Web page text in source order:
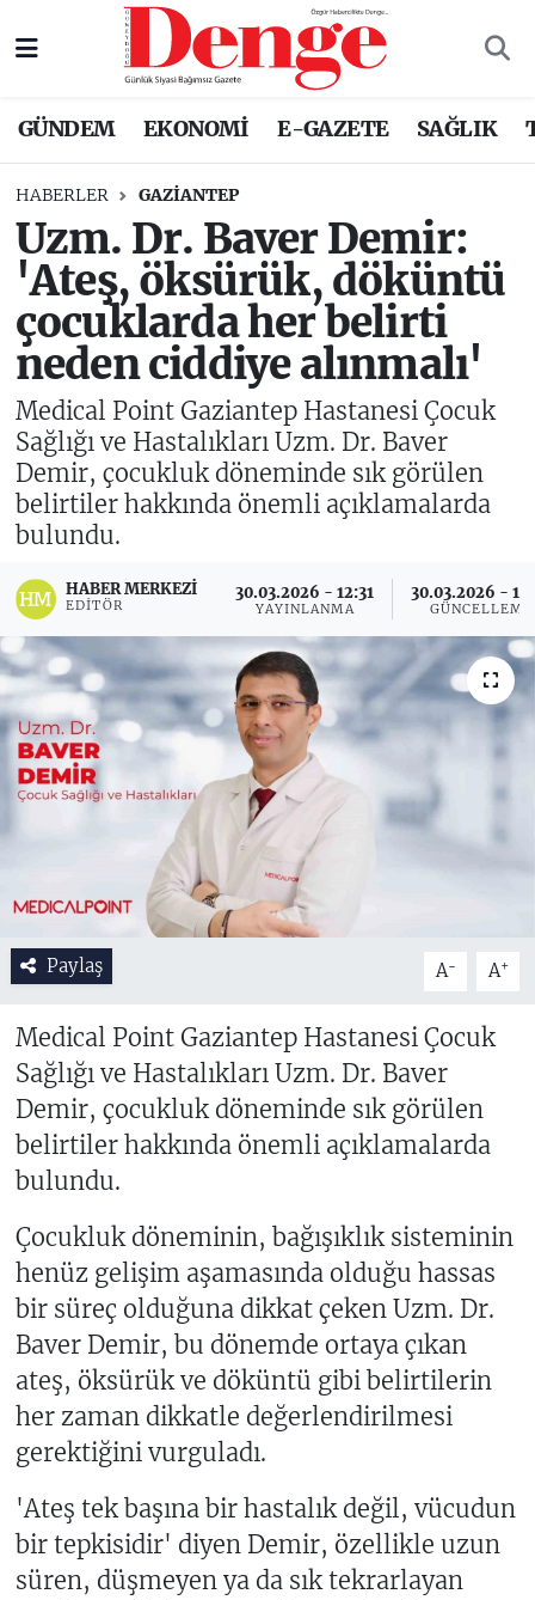
GÜNDEM EKONOMİ E-GAZETE SAĞLIK
HABERLER GAZIANTEP
Uzm. Dr. Baver Demir:
'Ateş, öksürük, döküntü
çocuklarda her belirti
neden ciddiye alınmalı'
Medical Point Gaziantep Hastanesi Çocuk
Sağlığı ve Hastalıkları Uzm. Dr. Baver
Demir, çocukluk döneminde sık görülen
belirtiler hakkında önemli açıklamalarda
bulundu.
HABER MERKEZI
EDITÖR
30.03.2026 - 12:31
YAYINLANMA
30.03.2026 -
GÜNCELLEME
Paylaş A- A+
Medical Point Gaziantep Hastanesi Çocuk
Sağlığı ve Hastalıkları Uzm. Dr. Baver
Demir, çocukluk döneminde sık görülen
belirtiler hakkında önemli açıklamalarda
bulundu.
Çocukluk döneminin, bağışıklık sisteminin
henüz gelişim aşamasında olduğu hassas
bir süreç olduğuna dikkat çeken Uzm. Dr.
Baver Demir, bu dönemde ortaya çıkan
ateş, öksürük ve döküntü gibi belirtilerin
her zaman dikkatle değerlendirilmesi
gerektiğini vurguladı.
'Ateş tek başına bir hastalık değil, vücudun
bir tepkisidir' diyen Demir, özellikle uzun
süren, düşmeyen ya da sık tekrarlayan
Nöbetçi Eczaneler
Süper Lig Puan Durumu ve Fikstür
Tüm Manşetler
Son Dakika Haberleri
Haber Arşivi